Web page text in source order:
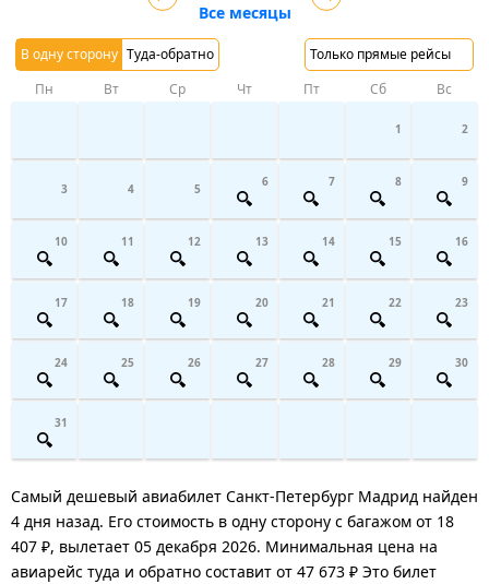
В одну сторону Туда-обратно Только прямые рейсы
Все месяцы
Пн Вт Ср Чт Пт Сб Вс
1 2
3 4 5 6 7 8 9
10 11 12 13 14 15 16
17 18 19 20 21 22 23
24 25 26 27 28 29 30
31
Самый дешевый авиабилет Санкт-Петербург Мадрид найден
4 дня назад. Его стоимость в одну сторону с багажом от 18
407 ₽, вылетает 05 декабря 2026. Минимальная цена на
авиарейс туда и обратно составит от 47 673 ₽ Это билет